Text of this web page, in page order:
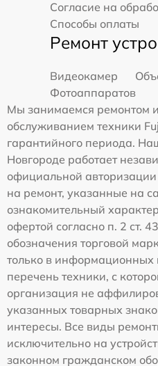
Согласие на
Способы оплаты
Ремонт
Видеокамер
Фотоаппаратов
Мы занимаемся ремонтом
обслуживанием техники
гарантийного периода.
Новгороде работает
официальной
на ремонт, указанные на
ознакомительный
офертой согласно п. 2 ст.
обозначения торговой
только в информационных
перечень техники, с
организация не
указанных товарных
интересы. Все виды
исключительно на
законном гражданском